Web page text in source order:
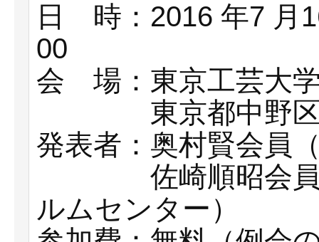
日 時：2016 年7 月
00
会 場：東京工芸大
東京都中野区
発表者：奥村賢会員
佐崎順昭会員（
ルムセンター）